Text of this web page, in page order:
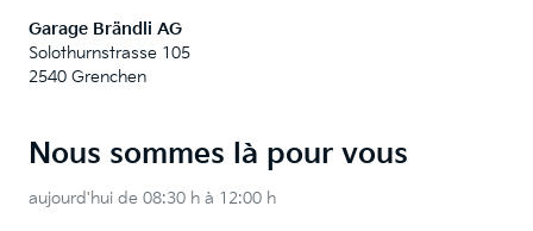
Garage Brändli AG
Solothurnstrasse 105
2540 Grenchen
Nous sommes là pour vous
aujourd'hui de 08:30 h à 12:00 h